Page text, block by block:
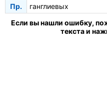
Пр.
ганглиевых
Если вы нашли ошибку,
текста и